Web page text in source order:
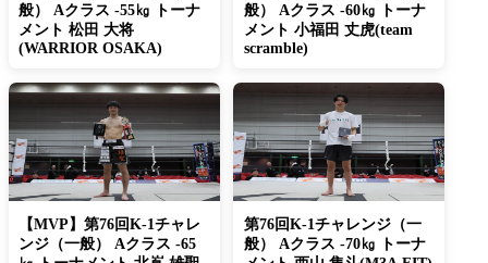
般） Aクラス -55㎏ トーナ
メント 松田 大将
(WARRIOR OSAKA)
般） Aクラス -60㎏ トーナ
メント 小福田 丈虎(team
scramble)
【MVP】第76回K-1チャレ
ンジ（一般） Aクラス -65
第76回K-1チャレンジ（一
般） Aクラス -70㎏ トーナ